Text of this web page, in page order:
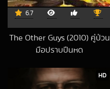
6.7
The Other Guys (2010) คู่ป่วน
มือปราบปืนหด
HD